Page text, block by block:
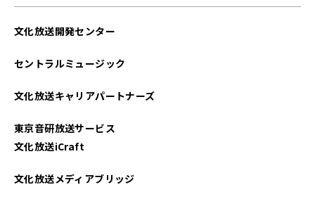
文化放送開発センター
セントラルミュージック
文化放送キャリアパートナーズ
東京音研放送サービス
文化放送iCraft
文化放送メディアブリッジ